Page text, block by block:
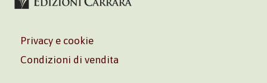
Privacy e cookie
Condizioni di vendita